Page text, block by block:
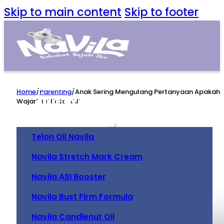
Skip to main content Skip to footer
Home
Our Product
Telon Oil Navila
Navila Stretch Mark Cream
Navila ASI Booster
Navila Bust Firm Formula
Navila Candlenut Oil
Home/Parenting/Anak Sering Mengulang Pertanyaan Apakah
Wajar? Ini Kata Ahli